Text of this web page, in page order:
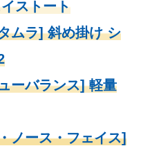
ストート
ムラ] 斜め掛け シ
ーバランス] 軽量
ノース・フェイス]